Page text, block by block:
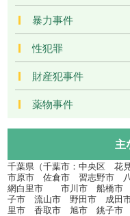
暴力事件
性犯罪
財産犯事件
薬物事件
主
千葉県（千葉市：中央区
市原市 佐倉市 習志野市
網白里市 市川市 船橋市
子市 流山市 野田市 成田
里市 香取市 旭市 銚子